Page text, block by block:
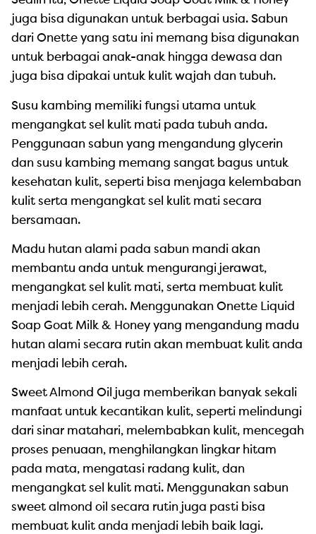
juga bisa digunakan untuk berbagai usia. Sabun
dari Onette yang satu ini memang bisa digunakan
untuk berbagai anak-anak hingga dewasa dan
juga bisa dipakai untuk kulit wajah dan tubuh.
Susu kambing memiliki fungsi utama untuk
mengangkat sel kulit mati pada tubuh anda.
Penggunaan sabun yang mengandung glycerin
dan susu kambing memang sangat bagus untuk
kesehatan kulit, seperti bisa menjaga kelembaban
kulit serta mengangkat sel kulit mati secara
bersamaan.
Madu hutan alami pada sabun mandi akan
membantu anda untuk mengurangi jerawat,
mengangkat sel kulit mati, serta membuat kulit
menjadi lebih cerah. Menggunakan Onette Liquid
Soap Goat Milk & Honey yang mengandung madu
hutan alami secara rutin akan membuat kulit anda
menjadi lebih cerah.
Sweet Almond Oil juga memberikan banyak sekali
manfaat untuk kecantikan kulit, seperti melindungi
dari sinar matahari, melembabkan kulit, mencegah
proses penuaan, menghilangkan lingkar hitam
pada mata, mengatasi radang kulit, dan
mengangkat sel kulit mati. Menggunakan sabun
sweet almond oil secara rutin juga pasti bisa
membuat kulit anda menjadi lebih baik lagi.